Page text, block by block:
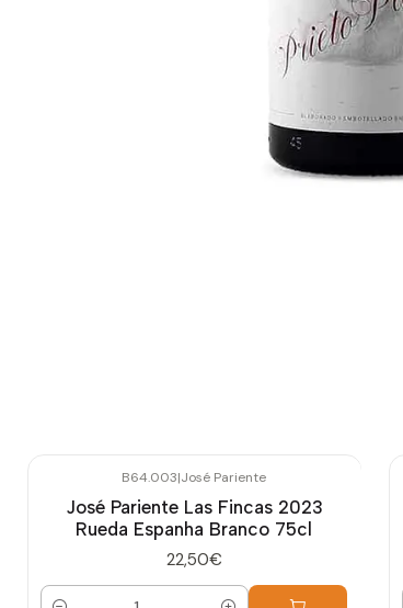
B64.003|José Pariente
José Pariente Las Fincas 2023
Rueda Espanha Branco 75cl
22,50€